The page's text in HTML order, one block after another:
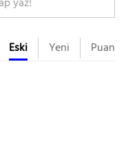
Eski Yeni Puan